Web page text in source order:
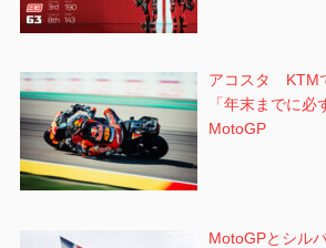
アコスタ KTM
「年末までに必
MotoGP
MotoGPとシル